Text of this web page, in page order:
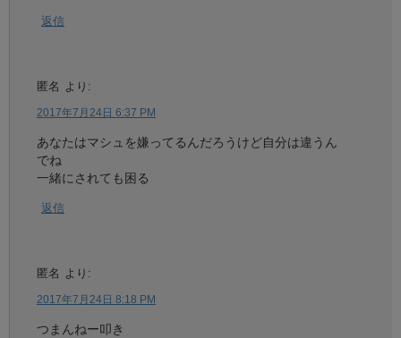
返信
匿名 より:
2017年7月24日 6:37 PM
あなたはマシュを嫌ってるんだろうけど自分は違うん
でね
一緒にされても困る
返信
匿名 より:
2017年7月24日 8:18 PM
つまんねー叩き